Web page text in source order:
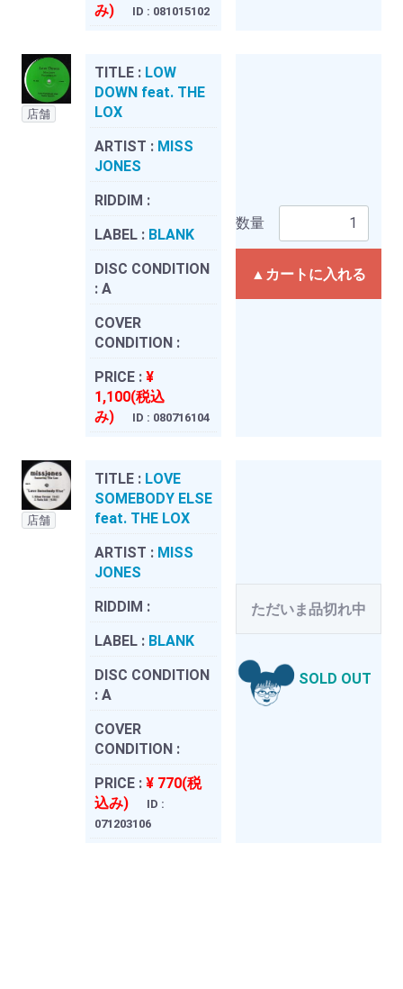
み)
ID : 081015102
店舗
TITLE : LOW
DOWN feat. THE
LOX
ARTIST : MISS
JONES
RIDDIM :
LABEL : BLANK
DISC CONDITION
: A
COVER
CONDITION :
PRICE : ¥
1,100(税込
み)
ID : 080716104
数量
▲カートに入れる
店舗
TITLE : LOVE
SOMEBODY ELSE
feat. THE LOX
ARTIST : MISS
JONES
RIDDIM :
LABEL : BLANK
DISC CONDITION
: A
COVER
CONDITION :
PRICE : ¥ 770(税
込み)
ID :
071203106
ただいま品切れ中
SOLD OUT